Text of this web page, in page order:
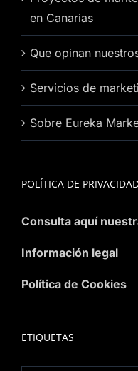
en Canarias
Que opinan
Servicios de
Sobre Eureka
POLÍTICA DE
Consulta aquí
Información legal
Política de Cookies
ETIQUETAS